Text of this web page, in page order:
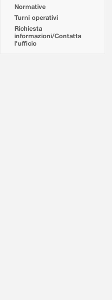
Normative
Turni operativi
Richiesta
informazioni/Contatta
l'ufficio